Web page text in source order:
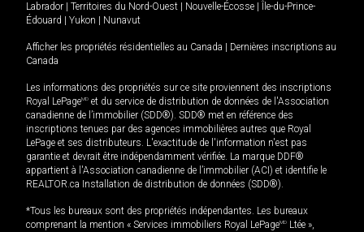
Labrador
Territoires du Nord-Ouest Nouvelle-Écosse
Île-du-Prince-
Édouard
Yukon Nunavut
Afficher les propriétés résidentielles au Canada
Dernières inscriptions au
Canada
Les informations des propriétés sur ce site proviennent des inscriptions
Royal LePageMD et du service de distribution de données de l'Association
canadienne de l’immobilier (SDD®). SDD® met en référence des
inscriptions tenues par des agences immobilières autres que Royal
LePage et ses distributeurs. L'exactitude de l'information n'est pas
garantie et devrait être indépendamment vérifiée. La marque DDF®
appartient à l'Association canadienne de l’immobilier (ACI) et identifie le
REALTOR.ca Installation de distribution de données (SDD®).
*Tous les bureaux sont des propriétés indépendantes. Les bureaux
comprenant la mention « Services immobiliers Royal LePageMD Ltée »,